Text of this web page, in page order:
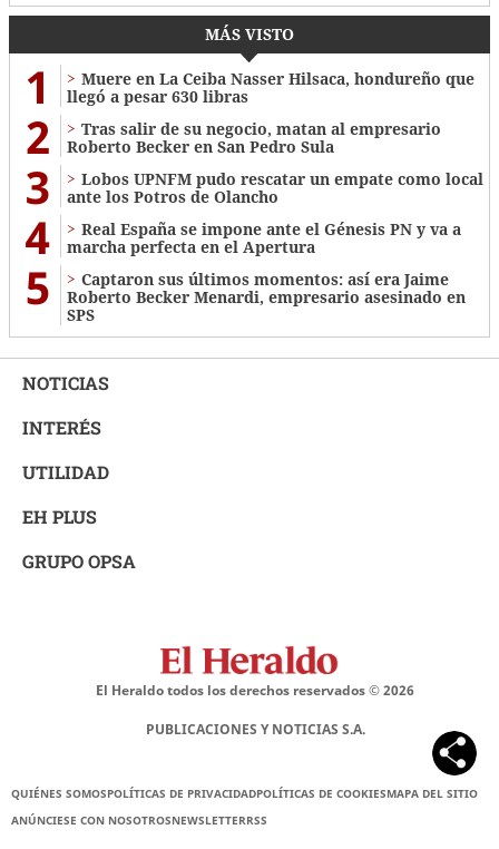
MÁS VISTO
1
Muere en La Ceiba Nasser Hilsaca, hondureño que
llegó a pesar 630 libras
2
Tras salir de su negocio, matan al empresario
Roberto Becker en San Pedro Sula
3
Lobos UPNFM pudo rescatar un empate como local
ante los Potros de Olancho
4
Real España se impone ante el Génesis PN y va a
marcha perfecta en el Apertura
5
Captaron sus últimos momentos: así era Jaime
Roberto Becker Menardi​​​, empresario asesinado en
SPS
NOTICIAS
INTERÉS
UTILIDAD
EH PLUS
GRUPO OPSA
El Heraldo todos los derechos reservados ©2026
PUBLICACIONES Y NOTICIAS S.A.
QUIÉNES SOMOSPOLÍTICAS DE PRIVACIDADPOLÍTICAS DE COOKIESMAPA DEL SITIO
ANÚNCIESE CON NOSOTROSNEWSLETTERRSS